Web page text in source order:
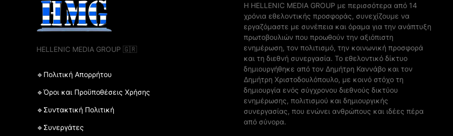
HELLENIC MEDIA GROUP 🇬🇷
🔹Πολιτική Απορρήτου
🔹Όροι και Προϋποθέσεις Χρήσης
🔹Συντακτική Πολιτική
🔹Συνεργάτες
Η ΗELLENIC MEDIA GROUP με περισσότερα από 14
χρόνια εθελοντικής προσφοράς, συνεχίζουμε να
εργαζόμαστε με συνέπεια και όραμα για την ανάπτυξη
πρωτοβουλιών που προωθούν την αξιόπιστη
ενημέρωση, τον πολιτισμό, την κοινωνική προσφορά
και τη διεθνή συνεργασία. Το εθελοντικό δίκτυο
δημιουργήθηκε από τον Δημήτρη Καννάβο και τον
Δημήτρη Χριστοδουλόπουλο, με κοινό στόχο τη
δημιουργία ενός σύγχρονου διεθνούς δικτύου
ενημέρωσης, πολιτισμού και δημιουργικής
συνεργασίας, που ενώνει ανθρώπους και ιδέες πέρα
από σύνορα.